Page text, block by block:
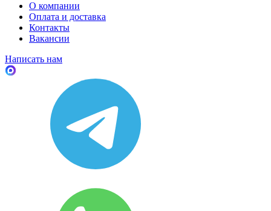
О компании
Оплата и доставка
Контакты
Вакансии
Написать нам